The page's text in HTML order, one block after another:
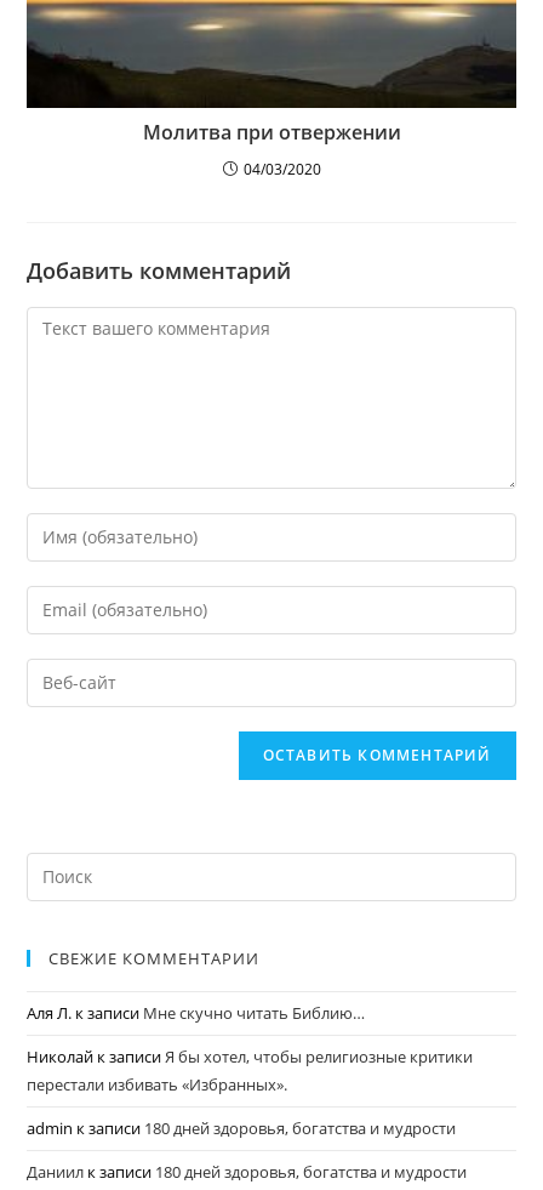
Молитва при отвержении
04/03/2020
Добавить комментарий
СВЕЖИЕ КОММЕНТАРИИ
Аля Л. к записи Мне скучно читать Библию…
Николай к записиЯ бы хотел, чтобы религиозные критики
перестали избивать «Избранных».
admin к записи 180 дней здоровья, богатства и мудрости
Даниил к записи 180 дней здоровья, богатства и мудрости